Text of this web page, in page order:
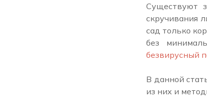
Существуют
скручивания
сад только
без
безвирусный
В данной
из них и